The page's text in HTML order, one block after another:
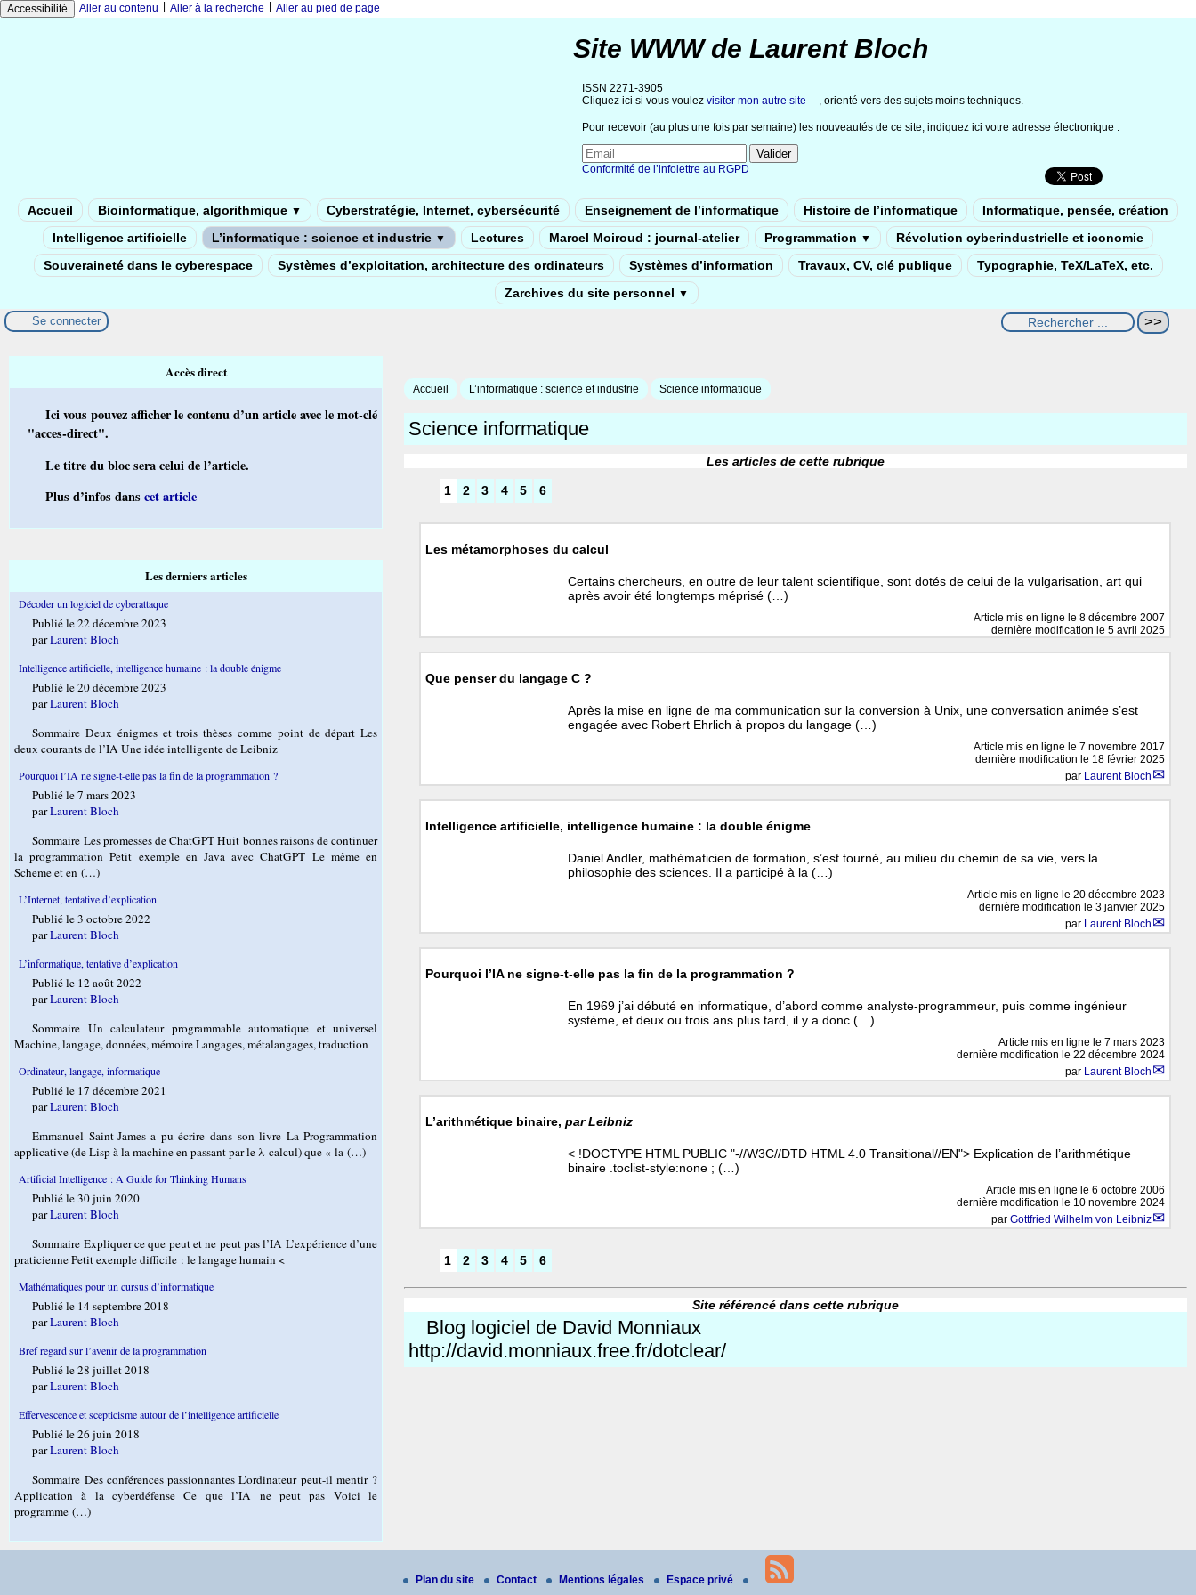
Accessibilité Aller au contenu Aller à la recherche Aller au pied de page
Site WWW de Laurent Bloch
ISSN 2271-3905
Cliquez ici si vous voulez visiter mon autre site , orienté vers des sujets moins techniques.
Pour recevoir (au plus une fois par semaine) les nouveautés de ce site, indiquez ici votre adresse électronique :
Conformité de l’infolettre au RGPD
Accueil Bioinformatique, algorithmique ▼ Cyberstratégie, Internet, cybersécurité Enseignement de l’informatique Histoire de l’informatique
Informatique, pensée, création
Intelligence artificielle
L’informatique : science et industrie ▼ Lectures Marcel Moiroud : journal-atelier Programmation ▼
Révolution cyberindustrielle et iconomie
Souveraineté dans le cyberespace
Systèmes d’exploitation, architecture des ordinateurs Systèmes d’information Travaux, CV, clé publique
Typographie, TeX/LaTeX, etc.
Zarchives du site personnel ▼
Se connecter
Accueil L’informatique : science et industrie Science informatique
Science informatique
Les articles de cette rubrique
1 2 3 4 5 6
Les métamorphoses du calcul
Certains chercheurs, en outre de leur talent scientifique, sont dotés de celui de la vulgarisation, art qui
après avoir été longtemps méprisé (…)
Article mis en ligne le8 décembre 2007
dernière modification le 5 avril 2025
Que penser du langage C ?
Après la mise en ligne de ma communication sur la conversion à Unix, une conversation animée s’est
engagée avec Robert Ehrlich à propos du langage (…)
Article mis en ligne le7 novembre 2017
dernière modification le 18 février 2025
par Laurent Bloch
Intelligence artificielle, intelligence humaine : la double énigme
Daniel Andler, mathématicien de formation, s’est tourné, au milieu du chemin de sa vie, vers la
philosophie des sciences. Il a participé à la (…)
Article mis en ligne le20 décembre 2023
dernière modification le 3 janvier 2025
par Laurent Bloch
Pourquoi l’IA ne signe-t-elle pas la fin de la programmation ?
En 1969 j’ai débuté en informatique, d’abord comme analyste-programmeur, puis comme ingénieur
système, et deux ou trois ans plus tard, il y a donc (…)
Article mis en ligne le7 mars 2023
dernière modification le 22 décembre 2024
par Laurent Bloch
L’arithmétique binaire,par Leibniz
< !DOCTYPE HTML PUBLIC "-//W3C//DTD HTML 4.0 Transitional//EN"> Explication de l’arithmétique
binaire .toclist-style:none ; (…)
Article mis en ligne le6 octobre 2006
dernière modification le 10 novembre 2024
parGottfried Wilhelm von Leibniz
1 2 3 4 5 6
Site référencé dans cette rubrique
Blog logiciel de David Monniaux
http://david.monniaux.free.fr/dotclear/
Accès direct
Ici vous pouvez afficher le contenu d’un article avec le mot-clé
"acces-direct".
Le titre du bloc sera celui de l’article.
Plus d’infos dans cet article
Les derniers articles
Décoder un logiciel de cyberattaque
Publié le 22 décembre 2023
parLaurent Bloch
Intelligence artificielle, intelligence humaine : la double énigme
Publié le 20 décembre 2023
parLaurent Bloch
Sommaire Deux énigmes et trois thèses comme point de départ Les
deux courants de l’IA Une idée intelligente de Leibniz
Pourquoi l’IA ne signe-t-elle pas la fin de la programmation ?
Publié le 7 mars 2023
parLaurent Bloch
Sommaire Les promesses de ChatGPT Huit bonnes raisons de continuer
la programmation Petit exemple en Java avec ChatGPT Le même en
Scheme et en (…)
L’Internet, tentative d’explication
Publié le 3 octobre 2022
parLaurent Bloch
L’informatique, tentative d’explication
Publié le 12 août 2022
parLaurent Bloch
Sommaire Un calculateur programmable automatique et universel
Machine, langage, données, mémoire Langages, métalangages, traduction
Ordinateur, langage, informatique
Publié le 17 décembre 2021
parLaurent Bloch
Emmanuel Saint-James a pu écrire dans son livre La Programmation
applicative (de Lisp à la machine en passant par le λ-calcul) que « la (…)
Artificial Intelligence : A Guide for Thinking Humans
Publié le 30 juin 2020
parLaurent Bloch
Sommaire Expliquer ce que peut et ne peut pas l’IA L’expérience d’une
praticienne Petit exemple difficile : le langage humain <
Mathématiques pour un cursus d’informatique
Publié le 14 septembre 2018
parLaurent Bloch
Bref regard sur l’avenir de la programmation
Publié le 28 juillet 2018
parLaurent Bloch
Effervescence et scepticisme autour de l’intelligence artificielle
Publié le 26 juin 2018
parLaurent Bloch
Sommaire Des conférences passionnantes L’ordinateur peut-il mentir ?
Application à la cyberdéfense Ce que l’IA ne peut pas Voici le
programme (…)
Plan du site Contact Mentions légales Espace privé